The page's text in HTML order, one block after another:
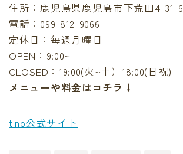
住所：鹿児島県鹿児島市下荒田4-31-6
電話：‪099-812-9066‬
定休日：毎週月曜日
OPEN：9:00~
CLOSED：19:00(火~土）18:00(日祝)
メニューや料金はコチラ↓
tino公式サイト